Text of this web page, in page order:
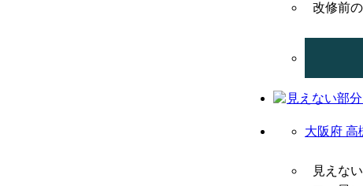
改修前
大阪府 高
見えな